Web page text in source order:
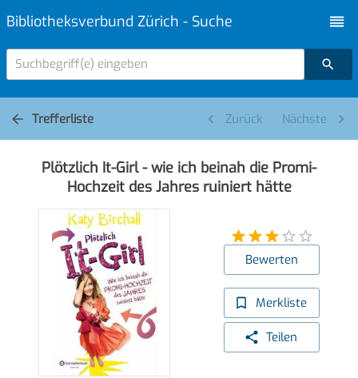
Bibliotheksverbund Zürich - Suche
Suchbegriff(e) eingeben
Trefferliste Zurück Nächste
Plötzlich It-Girl - wie ich beinah die Promi-
Hochzeit des Jahres ruiniert hätte
Bewerten
Merkliste
Teilen